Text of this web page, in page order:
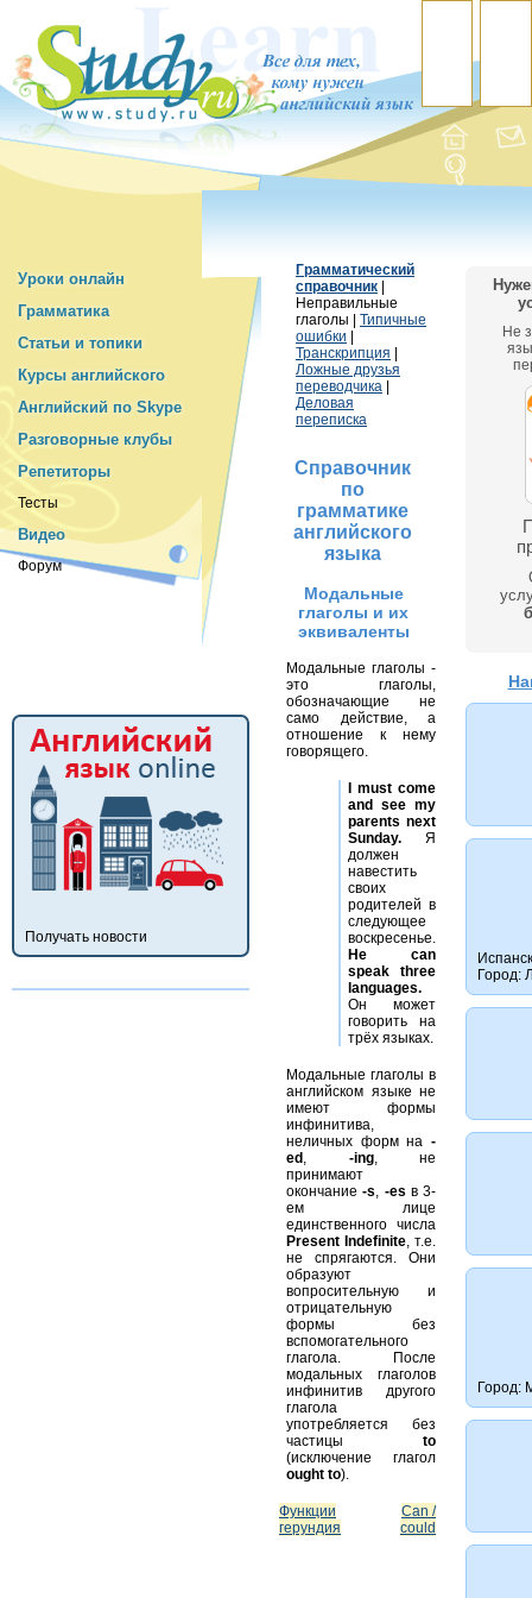
Уроки онлайн
Грамматика
Статьи и топики
Курсы английского
Английский по Skype
Разговорные клубы
Репетиторы
Тесты
Видео
Форум
Получать новости
Грамматический
справочник |
Неправильные
глаголы | Типичные
ошибки |
Транскрипция |
Ложные друзья
переводчика |
Деловая
переписка
Справочник
по
грамматике
английского
языка
Модальные
глаголы и их
эквиваленты
Модальные глаголы -
это глаголы,
обозначающие не
само действие, а
отношение к нему
говорящего.
I must come
and see my
parents next
Sunday. Я
должен
навестить
своих
родителей в
следующее
воскресенье.
He can
speak three
languages.
Он может
говорить на
трёх языках.
Модальные глаголы в
английском языке не
имеют формы
инфинитива,
неличных форм на -
ed , -ing, не
принимают
окончание-s, -es в 3-
ем лице
единственного числа
Present Indefinite, т.е.
не спрягаются. Они
образуют
вопросительную и
отрицательную
формы без
вспомогательного
глагола. После
модальных глаголов
инфинитив другого
глагола
употребляется без
частицы to
(исключение глагол
ought to).
Функции
герундия
Can /
could
Не
Город:
Город: